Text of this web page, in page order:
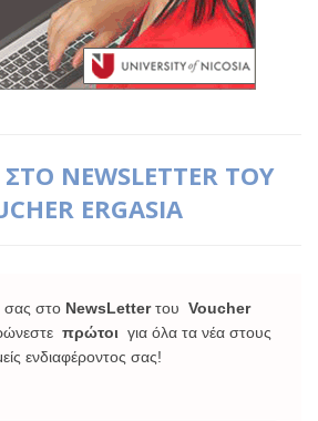
NEWSLETTER ΤΟΥ
ERGASIA
σας στο NewsLetterτου Voucher
πρώτοι για όλα τα νέα στους
ενδιαφέροντος σας!